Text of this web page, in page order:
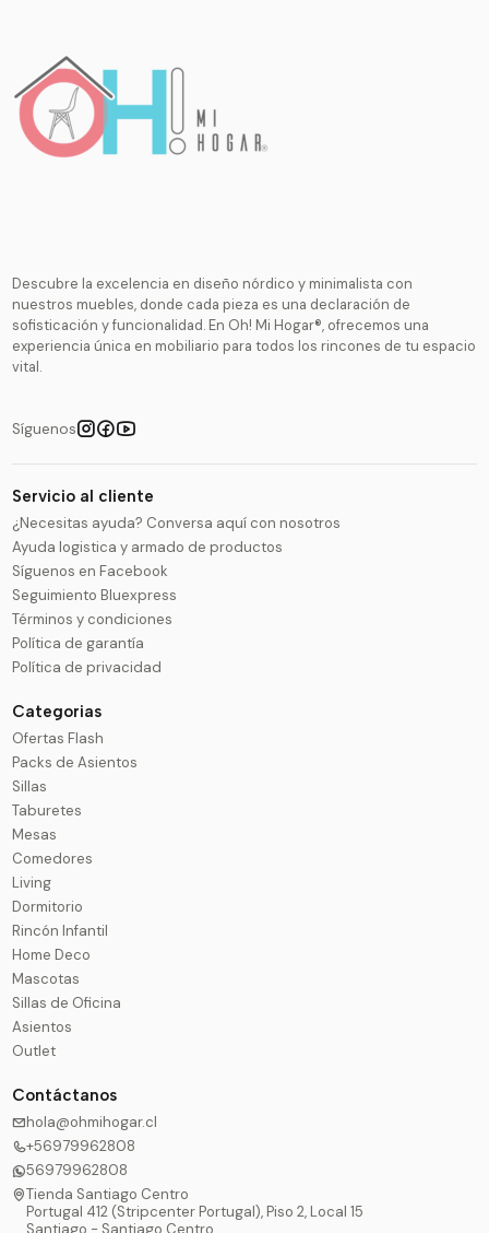
Descubre la excelencia en diseño nórdico y minimalista con
nuestros muebles, donde cada pieza es una declaración de
sofisticación y funcionalidad. En Oh! Mi Hogar®, ofrecemos una
experiencia única en mobiliario para todos los rincones de tu espacio
vital.
Síguenos
Servicio al cliente
¿Necesitas ayuda? Conversa aquí con nosotros
Ayuda logistica y armado de productos
Síguenos en Facebook
Seguimiento Bluexpress
Términos y condiciones
Política de garantía
Política de privacidad
Categorias
Ofertas Flash
Packs de Asientos
Sillas
Taburetes
Mesas
Comedores
Living
Dormitorio
Rincón Infantil
Home Deco
Mascotas
Sillas de Oficina
Asientos
Outlet
Contáctanos
hola@ohmihogar.cl
+56979962808
56979962808
Tienda Santiago Centro
Portugal 412 (Stripcenter Portugal), Piso 2, Local 15
Santiago - Santiago Centro